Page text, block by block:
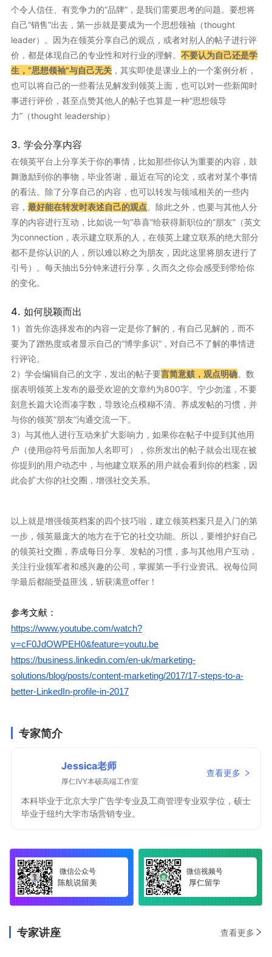
个令人信任、有竞争力的“品牌”，是我们需要思考的问题。要想将
自己“销售”出去，第一步就是要成为一个思想领袖（thought
leader）。因为在领英分享自己的观点，或者对别人的帖子进行评
价，都是体现自己的专业性和对行业的理解。 不要认为自己还是学
生，“思想领袖”与自己无关 ，其实即使是课业上的一个案例分析，
也可以将自己的一些看法见解发到领英上面，也可以对一些新闻时
事进行评价，甚至点赞其他人的帖子也算是一种“思想领导
力”（thought leadership）
3. 学会分享内容
在领英平台上分享关于你的事情，比如那些你认为重要的内容，鼓
舞激励到你的事物，毕业答谢，最近在写的论文，或者对某个事情
的看法。除了分享自己的内容，也可以转发与领域相关的一些内
容， 最好能在转发时表述自己的观点。除此之外，也要与其他人分
享的内容进行互动，比如说一句“恭喜”给获得新职位的“朋友”（英文
为connection，表示建立联系的人，在领英上建立联系的绝大部分
都不是你认识的人，所以难以称之为朋友，因此这里将朋友进行了
引号）。每天抽出5分钟来进行分享，久而久之你会感受到带给你
的变化。
4. 如何脱颖而出
1）首先你选择发布的内容一定是你了解的，有自己见解的，而不
要为了蹭热度或者显示自己的“博学多识”，对自己不了解的事情进
行评论。
2）学会编辑自己的文字，发出的帖子要言简意赅，观点明确。数
据表明领英上发布的最受欢迎的文章约为800字。宁少勿滥，不要
刻意长篇大论而凑字数，导致论点模糊不清。养成发帖的习惯，并
与你的领英“朋友”沟通交流一下。
3）与其他人进行互动来扩大影响力，如果你在帖子中提到其他用
户（使用@符号后面加人名即可），你所发出的帖子就会出现在被
你提到的用户动态中，与他建立联系的用户就会看到你的档案，因
此会扩大你的社交圈，增强社交关系。
以上就是增强领英档案的四个技巧啦，建立领英档案只是入门的第
一步，领英最庞大的地方在于它的社交功能。所以，要维护好自己
的领英社交圈，养成每日分享、发帖的习惯，多与其他用户互动，
关注行业领军者和感兴趣的公司，掌握第一手行业资讯。祝每位同
学最后都能受益匪浅，斩获满意offer！
参考文献：
https://www.youtube.com/watch?
v=cF0JdOWPEH0&feature=youtu.be
https://business.linkedin.com/en-uk/marketing-
solutions/blog/posts/content-marketing/2017/17-steps-to-a-
better-LinkedIn-profile-in-2017
专家简介
Jessica老师
厚仁IVY本硕高端工作室
查看更多
本科毕业于北京大学广告学专业及工商管理专业双学位，硕士
毕业于纽约大学市场营销专业。
微信公众号
陈航说留美
微信视频号
厚仁留学
专家讲座 查看更多